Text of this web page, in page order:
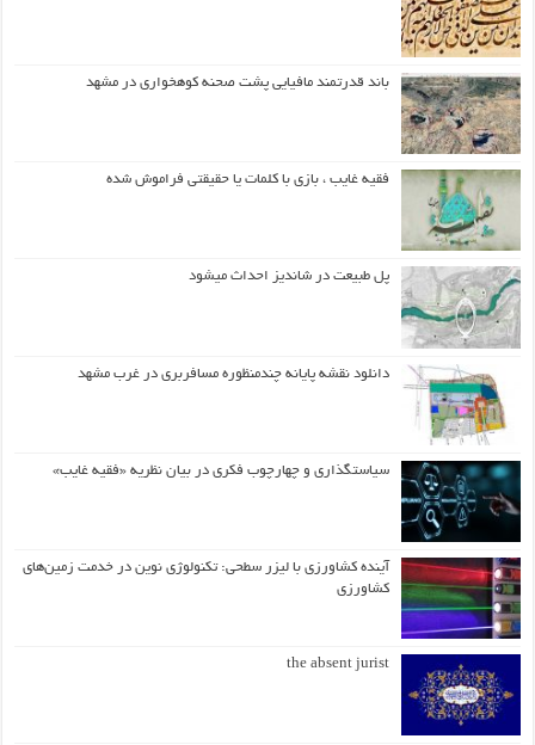
باند قدرتمند مافیایی پشت صحنه کوهخواری در مشهد
فقیه غایب ، بازی با کلمات یا حقیقتی فراموش شده
پل طبیعت در شاندیز احداث میشود
دانلود نقشه پایانه چندمنظوره مسافربری در غرب مشهد
سیاستگذاری و چهارچوب فکری در بیان نظریه «فقیه غایب»
آینده کشاورزی با لیزر سطحی: تکنولوژی نوین در خدمت زمین‌های
کشاورزی
the absent jurist